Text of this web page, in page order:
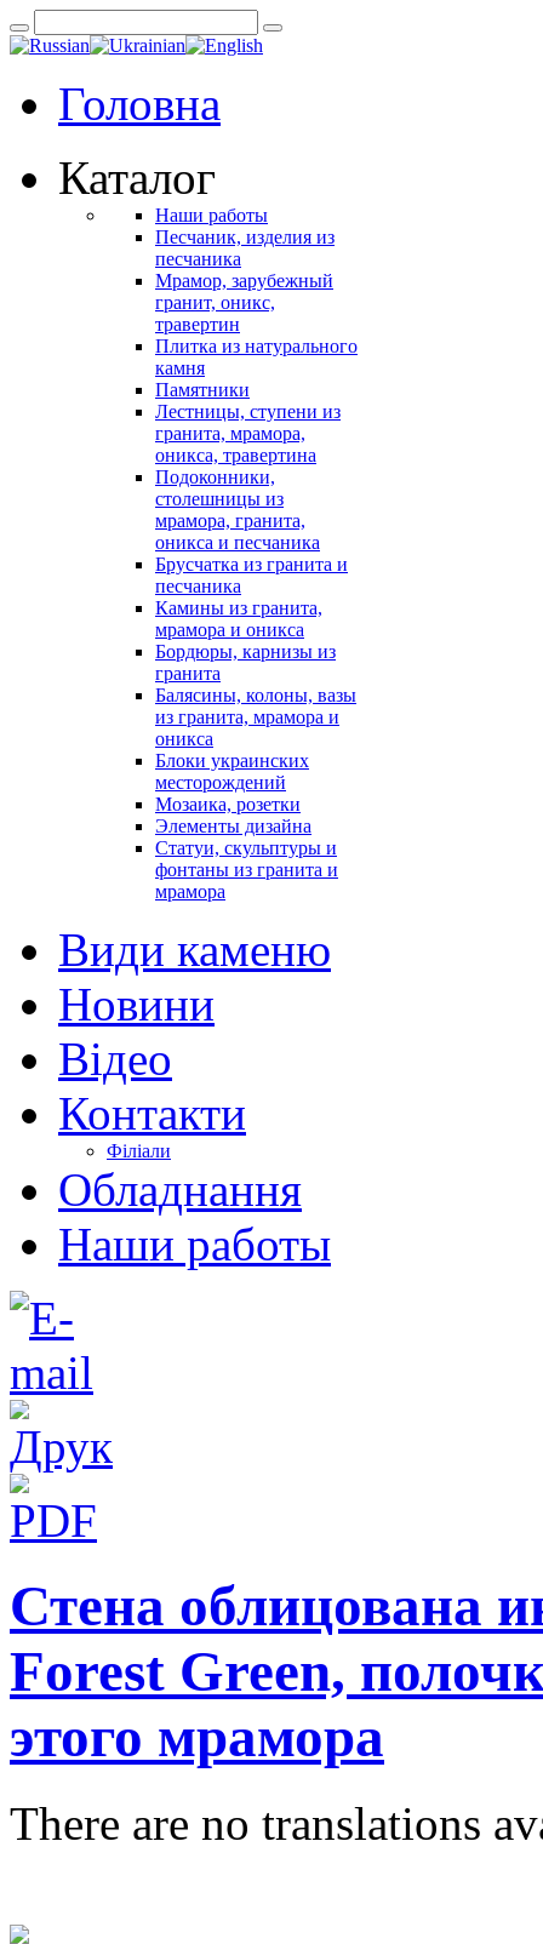
Головна
Каталог
Наши работы
Песчаник, изделия из
песчаника
Мрамор, зарубежный
гранит, оникс,
травертин
Плитка из натурального
камня
Памятники
Лестницы, ступени из
гранита, мрамора,
оникса, травертина
Подоконники,
столешницы из
мрамора, гранита,
оникса и песчаника
Брусчатка из гранита и
песчаника
Камины из гранита,
мрамора и оникса
Бордюры, карнизы из
гранита
Балясины, колоны, вазы
из гранита, мрамора и
оникса
Блоки украинских
месторождений
Мозаика, розетки
Элементы дизайна
Статуи, скульптуры и
фонтаны из гранита и
мрамора
Види каменю
Новини
Відео
Контакти
Філіали
Обладнання
Наши работы
Стена облицована
Forest Green,
этого мрамора
There are no translations